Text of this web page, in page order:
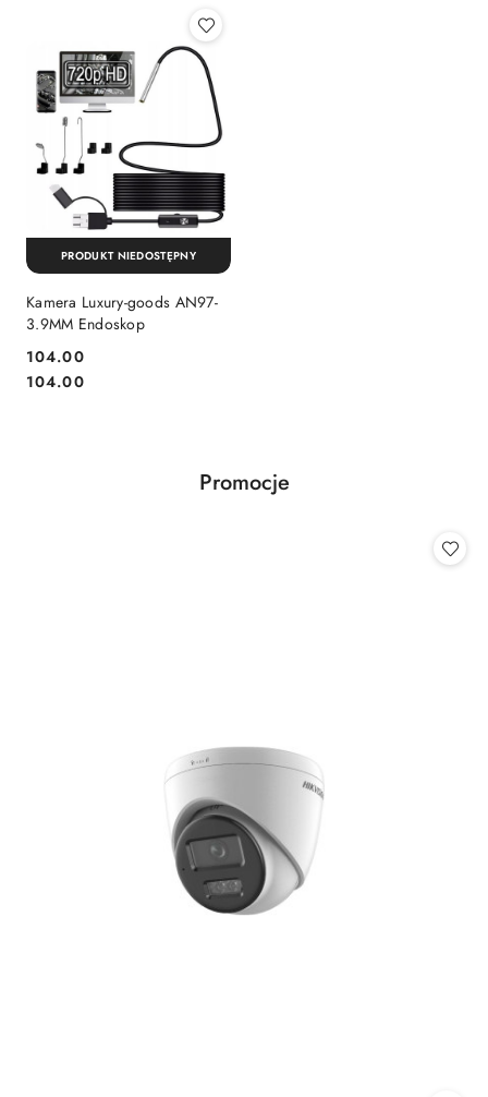
Kamera Luxury-goods AN97-
3.9MM Endoskop
Cena:
104.00
Cena:
104.00
PRODUKT NIEDOSTĘPNY
Pomiń karuzelę produktów
Produkty
Promocje